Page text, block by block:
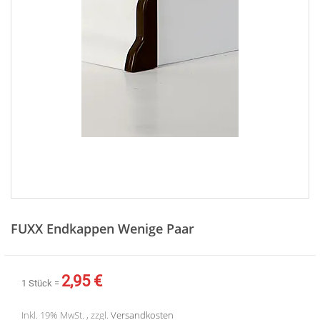
der
FUXX Endkappen Wenige Paar
1 Stück = 2,95 €
Inkl. 19% MwSt. , zzgl. Versandkosten